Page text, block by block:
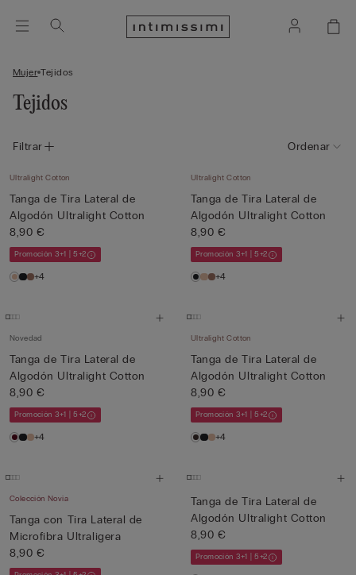
Mujer Tejidos
Tejidos
Filtrar Ordenar
Ultralight Cotton
Tanga de Tira Lateral de
Algodón Ultralight Cotton
8,90 €
Promoción 3+1 | 5+2
+4
Ultralight Cotton
Tanga de Tira Lateral de
Algodón Ultralight Cotton
8,90 €
Promoción 3+1 | 5+2
+4
Novedad
Tanga de Tira Lateral de
Algodón Ultralight Cotton
8,90 €
Promoción 3+1 | 5+2
+4
Ultralight Cotton
Tanga de Tira Lateral de
Algodón Ultralight Cotton
8,90 €
Promoción 3+1 | 5+2
+4
Colección Novia
Tanga con Tira Lateral de
Microfibra Ultraligera
8,90 €
Tanga de Tira Lateral de
Algodón Ultralight Cotton
8,90 €
Promoción 3+1 | 5+2